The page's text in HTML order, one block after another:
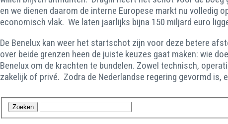
en we dienen daarom de interne Europese markt nu volledig
economisch vlak. We laten jaarlijks bijna 150 miljard euro
De Benelux kan weer het startschot zijn voor deze betere
over beide grenzen heen de juiste keuzes gaat maken: wie
Benelux om de krachten te bundelen. Zowel technisch,
zakelijk of privé. Zodra de Nederlandse regering gevormd is,